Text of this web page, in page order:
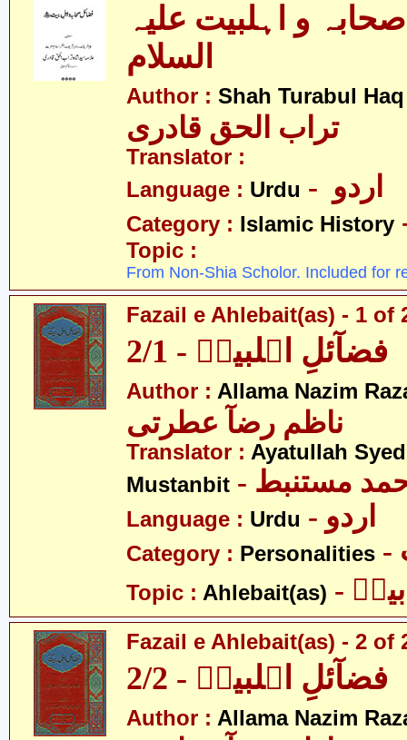
و اہلبیت علیہ
السلام
Author : Shah Turabul
تراب الحق قادری
Translator :
Language : Urdu
Category : Islamic History
Topic :
From Non-Shia Scholor. Included for
Fazail e Ahlebait(as) - 1 of
فضآئلِ اہلبیتؑ - 2/1
Author : Allama Nazim
ناظم رضآ عطرتی
Translator : Ayatullah
Mustanbit
مستنبط
Language : Urdu - اردو
Category : Personalities
Topic : Ahlebait(as) بیتؑ
Fazail e Ahlebait(as) - 2 of
فضآئلِ اہلبیتؑ - 2/2
Author : Allama Nazim